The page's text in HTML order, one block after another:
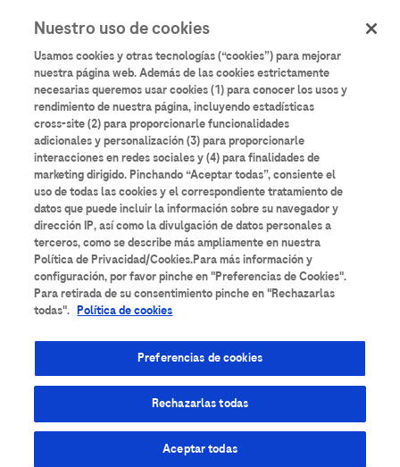
contenido
principal
User
account
menu
Iniciar sesión
Actualización guías
SEAP-SEOM: Cáncer de
mama
Nuestro uso de cookies
Usamos cookies y otras tecnologías (“cookies”) para mejorar
nuestra página web. Además de las cookies estrictamente
necesarias queremos usar cookies (1) para conocer los usos y
rendimiento de nuestra página, incluyendo estadísticas
cross-site (2) para proporcionarle funcionalidades
adicionales y personalización (3) para proporcionarle
interacciones en redes sociales y (4) para finalidades de
marketing dirigido. Pinchando “Aceptar todas”, consiente el
uso de todas las cookies y el correspondiente tratamiento de
datos que puede incluir la información sobre su navegador y
dirección IP, así como la divulgación de datos personales a
terceros, como se describe más ampliamente en nuestra
Política de Privacidad/Cookies.Para más información y
configuración, por favor pinche en "Preferencias de Cookies".
Para retirada de su consentimiento pinche en "Rechazarlas
todas". Política de cookies
Preferencias de cookies
Rechazarlas todas
Aceptar todas